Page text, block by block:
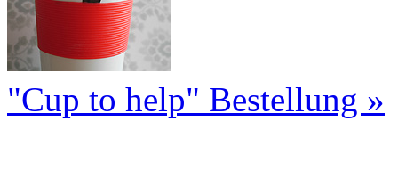
"Cup to help" Bestellung »